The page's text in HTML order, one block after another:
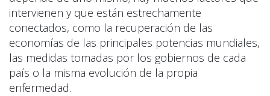
intervienen y que están estrechamente
conectados, como la recuperación de las
economías de las principales potencias mundiales,
las medidas tomadas por los gobiernos de cada
país o la misma evolución de la propia
enfermedad.